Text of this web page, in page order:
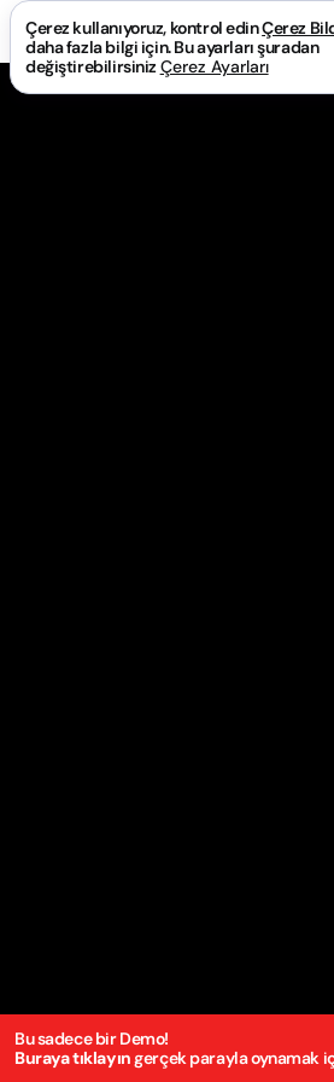
Bu sadece bir Demo!
Buraya tıklayıngerçek parayla oynamak
Çerez kullanıyoruz, kontrol edinÇerez
daha fazla bilgi için. Bu ayarları şuradan
değiştirebilirsinizÇerez Ayarları